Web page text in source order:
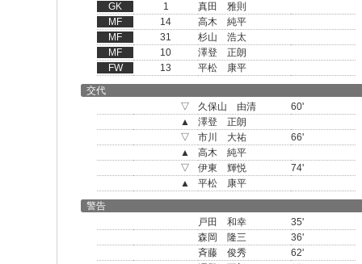
GK
1
真田 雅則
MF
14
高木 純平
MF
31
杉山 浩太
MF
10
澤登 正朗
FW
13
平松 康平
交代
▽
久保山 由清
60'
▲
澤登 正朗
▽
市川 大祐
66'
▲
高木 純平
▽
伊東 輝悦
74'
▲
平松 康平
警告
戸田 和幸
35'
森岡 隆三
36'
斉藤 俊秀
62'